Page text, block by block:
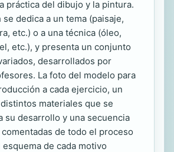
práctica del dibujo y la pintura.
se dedica a un tema (paisaje,
etc.) o a una técnica (óleo,
etc.), y presenta un conjunto
desarrollados por
La foto del modelo para
a cada ejercicio, un
materiales que se
su desarrollo y una secuencia
de todo el proceso
de cada motivo